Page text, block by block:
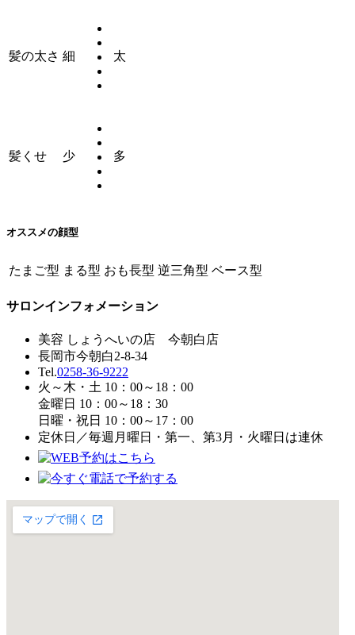
髪の太さ 細 太
髪くせ 少 多
オススメの顔型
たまご型 まる型 おも長型 逆三角型 ベース型
サロンインフォメーション
美容 しょうへいの店 今朝白店
長岡市今朝白2-8-34
Tel.0258-36-9222
火～木・土 10：00～18：00
金曜日 10：00～18：30
日曜・祝日 10：00～17：00
定休日／毎週月曜日・第一、第3月・火曜日は連休